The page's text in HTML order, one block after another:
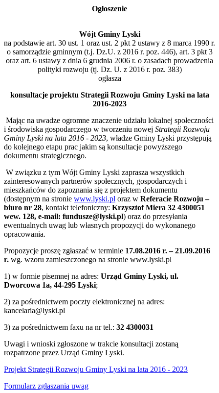
Ogłoszenie
Wójt Gminy Lyski
na podstawie art. 30 ust. 1 oraz ust. 2 pkt 2 ustawy z 8 marca 1990 r.
o samorządzie gminnym (t.j. Dz.U. z 2016 r. poz. 446), art. 3 pkt 3
oraz art. 6 ustawy z dnia 6 grudnia 2006 r. o zasadach prowadzenia
polityki rozwoju (tj. Dz. U. z 2016 r. poz. 383)
ogłasza
konsultacje projektu Strategii Rozwoju Gminy Lyski na lata
2016-2023
Mając na uwadze ogromne znaczenie udziału lokalnej społeczności
i środowiska gospodarczego w tworzeniu nowej Strategii Rozwoju
Gminy Lyski na lata 2016 - 2023, władze Gminy Lyski przystępują
do kolejnego etapu prac jakim są konsultacje powyższego
dokumentu strategicznego.
W związku z tym Wójt Gminy Lyski zaprasza wszystkich
zainteresowanych partnerów społecznych, gospodarczych i
mieszkańców do zapoznania się z projektem dokumentu
(dostępnym na stronie www.lyski.pl oraz w Referacie Rozwoju –
biuro nr 28, kontakt telefoniczny: Krzysztof Miera 32 4300051
wew. 128, e-mail: fundusze@lyski.pl) oraz do przesyłania
ewentualnych uwag lub własnych propozycji do wykonanego
opracowania.
Propozycje proszę zgłaszać w terminie 17.08.2016 r. – 21.09.2016
r. wg. wzoru zamieszczonego na stronie www.lyski.pl
1) w formie pisemnej na adres: Urząd Gminy Lyski, ul.
Dworcowa 1a, 44-295 Lyski;
2) za pośrednictwem poczty elektronicznej na adres:
kancelaria@lyski.pl
3) za pośrednictwem faxu na nr tel.: 32 4300031
Uwagi i wnioski zgłoszone w trakcie konsultacji zostaną
rozpatrzone przez Urząd Gminy Lyski.
Projekt Strategii Rozwoju Gminy Lyski na lata 2016 - 2023
Formularz zgłaszania uwag